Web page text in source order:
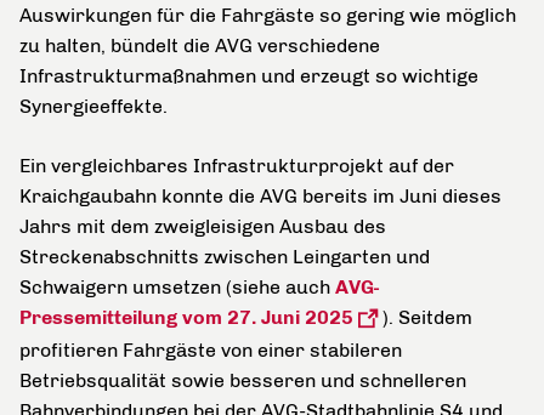
Auswirkungen für die Fahrgäste so gering wie möglich
zu halten, bündelt die AVG verschiedene
Infrastrukturmaßnahmen und erzeugt so wichtige
Synergieeffekte.
Ein vergleichbares Infrastrukturprojekt auf der
Kraichgaubahn konnte die AVG bereits im Juni dieses
Jahrs mit dem zweigleisigen Ausbau des
Streckenabschnitts zwischen Leingarten und
Schwaigern umsetzen (siehe auch AVG-
Pressemitteilung vom 27. Juni 2025
). Seitdem
profitieren Fahrgäste von einer stabileren
Betriebsqualität sowie besseren und schnelleren